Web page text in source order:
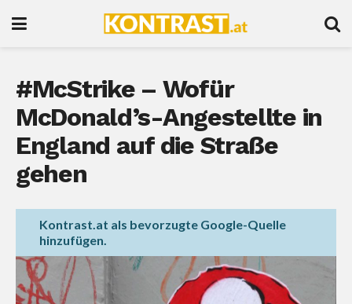
#McStrike – Wofür
McDonald’s-Angestellte in
England auf die Straße
gehen
Kontrast.at als bevorzugte Google-Quelle
hinzufügen.